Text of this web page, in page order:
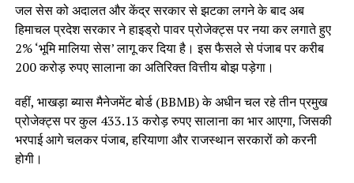
जल सेस को अदालत और केंद्र सरकार से झटका लगने के बाद अब
हिमाचल प्रदेश सरकार ने हाइड्रो पावर प्रोजेक्ट्स पर नया कर लगाते हुए
2% ‘भूमि मालिया सेस’ लागू कर दिया है। इस फैसले से पंजाब पर करीब
200 करोड़ रुपए सालाना का अतिरिक्त वित्तीय बोझ पड़ेगा।
वहीं, भाखड़ा ब्यास मैनेजमेंट बोर्ड (BBMB) के अधीन चल रहे तीन प्रमुख
प्रोजेक्ट्स पर कुल 433.13 करोड़ रुपए सालाना का भार आएगा, जिसकी
भरपाई आगे चलकर पंजाब, हरियाणा और राजस्थान सरकारों को करनी
होगी।